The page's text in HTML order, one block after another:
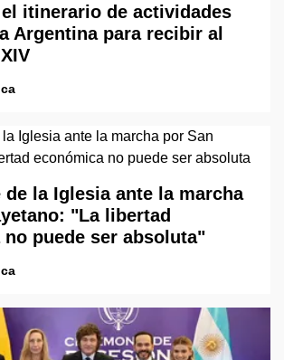
itinerario de actividades
Argentina para recibir al
de la Iglesia ante la marcha
"La libertad
no puede ser absoluta"